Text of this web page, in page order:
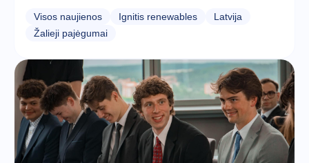
Visos naujienos Ignitis renewables
Latvija
Žalieji pajėgumai